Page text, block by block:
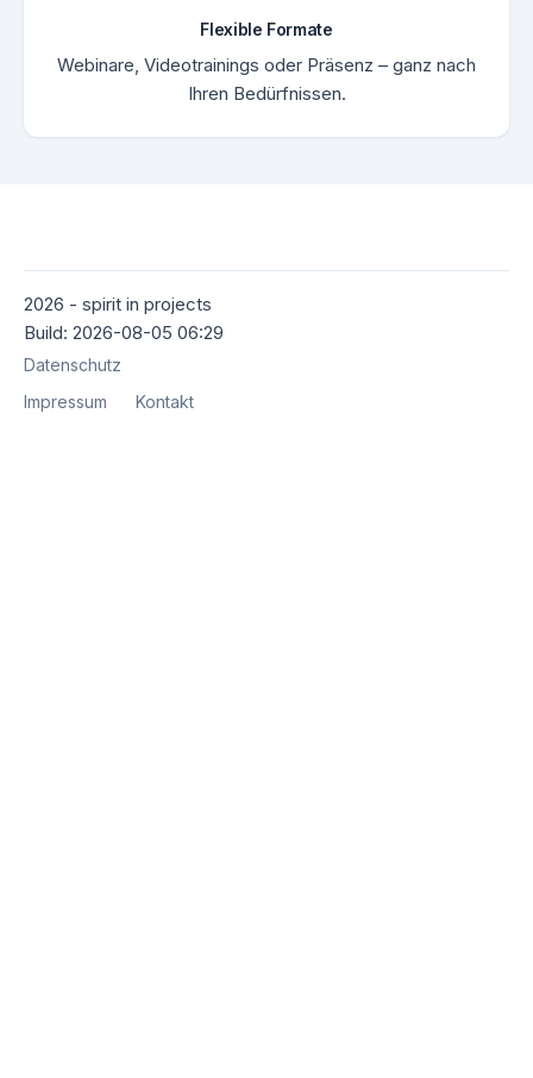
Flexible Formate
Webinare, Videotrainings oder Präsenz – ganz nach
Ihren Bedürfnissen.
2026 - spirit in projects
Build: 2026-08-05 06:29
Datenschutz
Impressum
Kontakt